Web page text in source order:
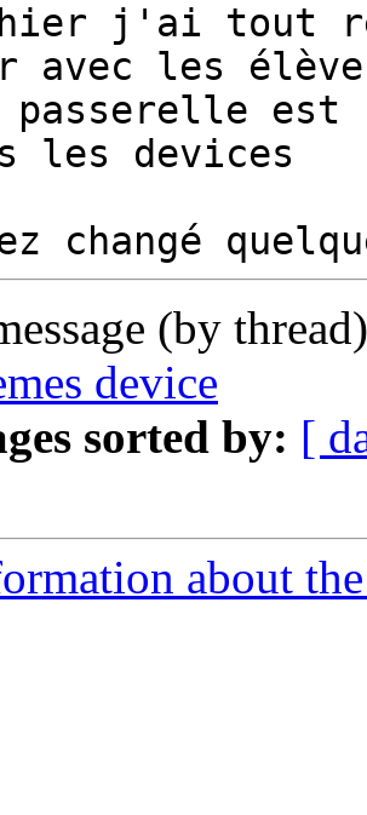
j'ai tout
avec les
est
les devices
(by
device
sorted by: [
about